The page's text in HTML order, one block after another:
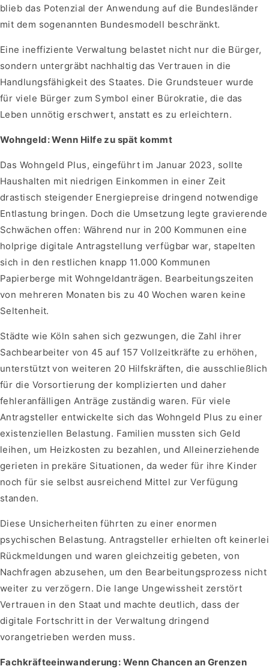
blieb das Potenzial der Anwendung auf die Bundesländer
mit dem sogenannten Bundesmodell beschränkt.
Eine ineffiziente Verwaltung belastet nicht nur die Bürger,
sondern untergräbt nachhaltig das Vertrauen in die
Handlungsfähigkeit des Staates. Die Grundsteuer wurde
für viele Bürger zum Symbol einer Bürokratie, die das
Leben unnötig erschwert, anstatt es zu erleichtern.
Wohngeld: Wenn Hilfe zu spät kommt
Das Wohngeld Plus, eingeführt im Januar 2023, sollte
Haushalten mit niedrigen Einkommen in einer Zeit
drastisch steigender Energiepreise dringend notwendige
Entlastung bringen. Doch die Umsetzung legte gravierende
Schwächen offen: Während nur in 200 Kommunen eine
holprige digitale Antragstellung verfügbar war, stapelten
sich in den restlichen knapp 11.000 Kommunen
Papierberge mit Wohngeldanträgen. Bearbeitungszeiten
von mehreren Monaten bis zu 40 Wochen waren keine
Seltenheit.
Städte wie Köln sahen sich gezwungen, die Zahl ihrer
Sachbearbeiter von 45 auf 157 Vollzeitkräfte zu erhöhen,
unterstützt von weiteren 20 Hilfskräften, die ausschließlich
für die Vorsortierung der komplizierten und daher
fehleranfälligen Anträge zuständig waren. Für viele
Antragsteller entwickelte sich das Wohngeld Plus zu einer
existenziellen Belastung. Familien mussten sich Geld
leihen, um Heizkosten zu bezahlen, und Alleinerziehende
gerieten in prekäre Situationen, da weder für ihre Kinder
noch für sie selbst ausreichend Mittel zur Verfügung
standen.
Diese Unsicherheiten führten zu einer enormen
psychischen Belastung. Antragsteller erhielten oft keinerlei
Rückmeldungen und waren gleichzeitig gebeten, von
Nachfragen abzusehen, um den Bearbeitungsprozess nicht
weiter zu verzögern. Die lange Ungewissheit zerstört
Vertrauen in den Staat und machte deutlich, dass der
digitale Fortschritt in der Verwaltung dringend
vorangetrieben werden muss.
Fachkräfteeinwanderung: Wenn Chancen an Grenzen